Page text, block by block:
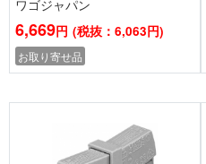
ワゴジャパン
6,669円 (税抜：6,063円)
お取り寄せ品